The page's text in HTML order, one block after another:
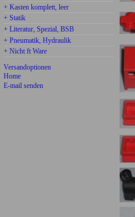
+ Kasten komplett, leer
+ Statik
+ Literatur, Spezial, BSB
+ Pneumatik, Hydraulik
+ Nicht ft Ware
Versandoptionen
Home
E-mail senden